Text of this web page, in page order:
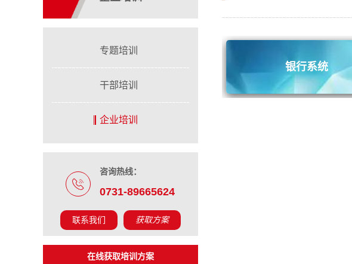
专题培训
干部培训
企业培训
咨询热线：
0731-89665624
联系我们 获取方案
在线获取培训方案
银行系统